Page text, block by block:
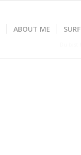
ABOUT ME